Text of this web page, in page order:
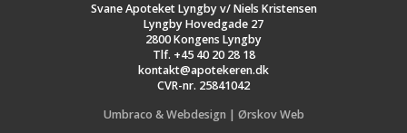
Svane Apoteket Lyngby v/ Niels Kristensen
Lyngby Hovedgade 27
2800 Kongens Lyngby
Tlf. +45 40 20 28 18
kontakt@apotekeren.dk
CVR-nr. 25841042
Umbraco & Webdesign | Ørskov Web